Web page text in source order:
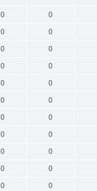
0 0
0 0
0 0
0 0
0 0
0 0
0 0
0 0
0 0
0 0
0 0